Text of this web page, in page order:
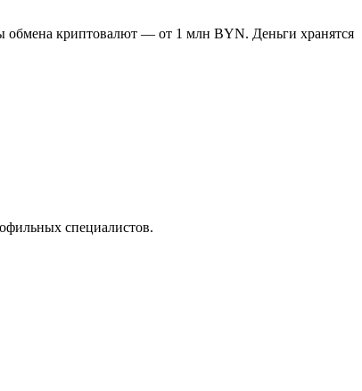
обмена криптовалют — от 1 млн BYN. Деньги хранятся
специалистов.